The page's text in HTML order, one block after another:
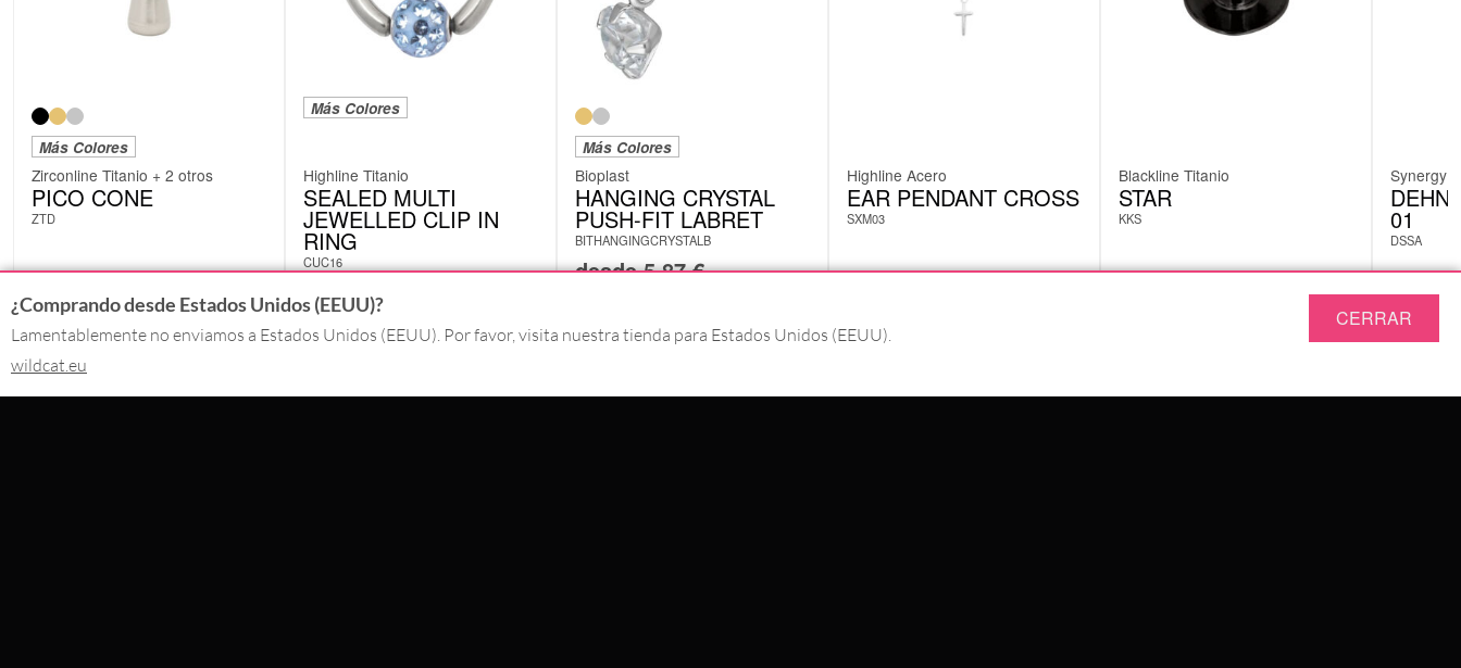
Más Colores
Zirconline Titanio + 2 otros
PICO CONE
ZTD
5,87 Incl. IVA
Más Colores
Highline Titanio
SEALED MULTI
JEWELLED CLIP IN
RING
CUC16
10,08€
Más Colores
Bioplast
HANGING CRYSTAL
PUSH-FIT LABRET
BITHANGINGCRYSTALB
desde5,87€
Highline Acero
EAR PENDANT CROSS
SXM03
Blackline Titanio
STAR
KKS
Synergy
01
DSSA
9,23
CONTACTO PAGO CON #WEAREWILDCAT SERVICE
¿Comprando desde Estados Unidos (EEUU)?
Lamentablemente no enviamos a Estados Unidos (EEUU). Por favor, visita nuestra tienda para Estados Unidos (EEUU).
wildcat.eu
CERRAR